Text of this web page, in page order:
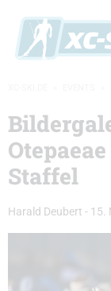
Staffel
Harald Deubert - 15.